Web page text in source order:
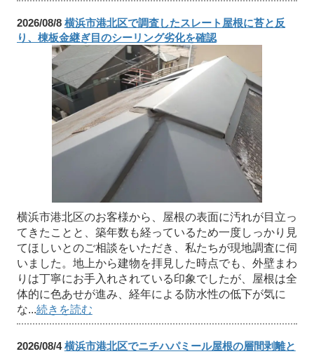
2026/08/8 横浜市港北区で調査したスレート屋根に苔と反
り、棟板金継ぎ目のシーリング劣化を確認
横浜市港北区のお客様から、屋根の表面に汚れが目立っ
てきたことと、築年数も経っているため一度しっかり見
てほしいとのご相談をいただき、私たちが現地調査に伺
いました。地上から建物を拝見した時点でも、外壁まわ
りは丁寧にお手入れされている印象でしたが、屋根は全
体的に色あせが進み、経年による防水性の低下が気に
な...続きを読む
2026/08/4横浜市港北区でニチハパミール屋根の層間剥離と